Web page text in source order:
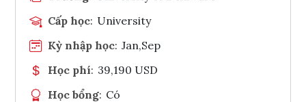
Cấp học: University
Kỳ nhập học: Jan,Sep
Học phí: 39,190 USD
Học bổng: Có